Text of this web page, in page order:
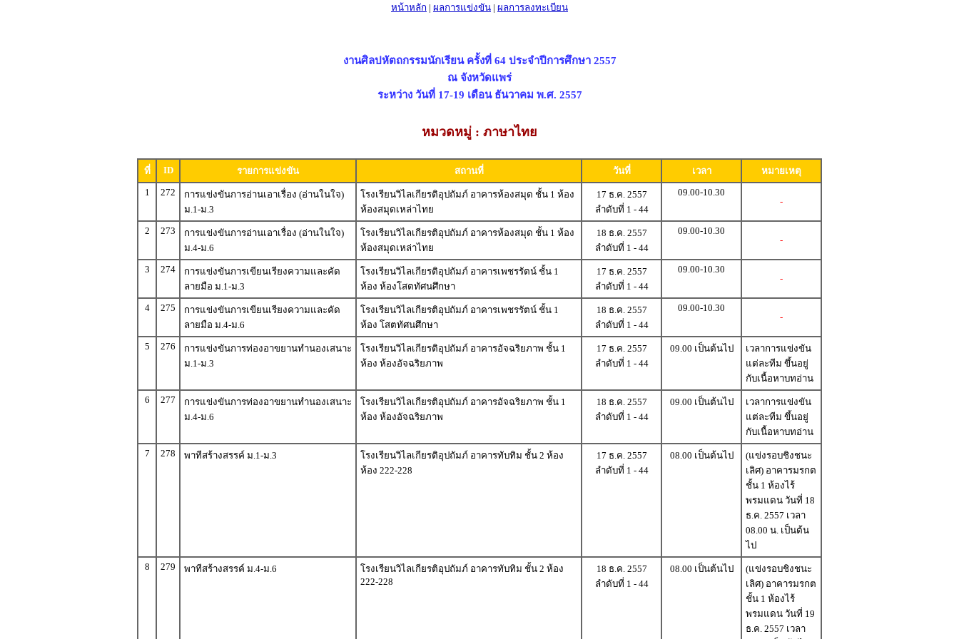
หน้าหลัก | ผลการแข่งขัน | ผลการลงทะเบียน
งานศิลปหัตถกรรมนักเรียน ครั้งที่ 64 ประจำปีการศึกษา 2557
ณ จังหวัดแพร่
ระหว่าง วันที่ 17-19 เดือน ธันวาคม พ.ศ. 2557
หมวดหมู่ : ภาษาไทย
ที่ ID รายการแข่งขัน สถานที่ วันที่ เวลา
หมายเหตุ
1
272
การแข่งขันการอ่านเอาเรื่อง (อ่านในใจ)
ม.1-ม.3
โรงเรียนวิไลเกียรติอุปถัมภ์ อาคารห้องสมุด ชั้น 1 ห้อง
ห้องสมุดเหล่าไทย
17 ธ.ค. 2557
ลำดับที่ 1 - 44
09.00-10.30
-
2 273
การแข่งขันการอ่านเอาเรื่อง (อ่านในใจ)
ม.4-ม.6
โรงเรียนวิไลเกียรติอุปถัมภ์ อาคารห้องสมุด ชั้น 1 ห้อง
ห้องสมุดเหล่าไทย
18 ธ.ค. 2557
ลำดับที่ 1 - 44
09.00-10.30
-
3 274
การแข่งขันการเขียนเรียงความและคัด
ลายมือ ม.1-ม.3
โรงเรียนวิไลเกียรติอุปถัมภ์ อาคารเพชรรัตน์ ชั้น 1
ห้อง ห้องโสตทัศนศึกษา
17 ธ.ค. 2557
ลำดับที่ 1 - 44
09.00-10.30
-
4 275
การแข่งขันการเขียนเรียงความและคัด
ลายมือ ม.4-ม.6
โรงเรียนวิไลเกียรติอุปถัมภ์ อาคารเพชรรัตน์ ชั้น 1
ห้อง โสตทัศนศึกษา
18 ธ.ค. 2557
ลำดับที่ 1 - 44
09.00-10.30
-
5 276
การแข่งขันการท่องอาขยานทำนองเสนาะ
ม.1-ม.3
โรงเรียนวิไลเกียรติอุปถัมภ์ อาคารอัจฉริยภาพ ชั้น 1
ห้อง ห้องอัจฉริยภาพ
17 ธ.ค. 2557
ลำดับที่ 1 - 44
09.00 เป็นต้นไป
เวลาการแข่งขัน
แต่ละทีม ขึ้นอยู่
กับเนื้อหาบทอ่าน
6
277
การแข่งขันการท่องอาขยานทำนองเสนาะ
ม.4-ม.6
โรงเรียนวิไลเกียรติอุปถัมภ์ อาคารอัจฉริยภาพ ชั้น 1
ห้อง ห้องอัจฉริยภาพ
18 ธ.ค. 2557
ลำดับที่ 1 - 44
09.00 เป็นต้นไป
เวลาการแข่งขัน
แต่ละทีม ขึ้นอยู่
กับเนื้อหาบทอ่าน
7
278 พาทีสร้างสรรค์ ม.1-ม.3
โรงเรียนวิไลเกียรติอุปถัมภ์ อาคารทับทิม ชั้น 2 ห้อง
ห้อง 222-228
17 ธ.ค. 2557
ลำดับที่ 1 - 44
08.00 เป็นต้นไป
(แข่งรอบชิงชนะ
เลิศ) อาคารมรกต
ชั้น 1 ห้องไร้
พรมแดน วันที่ 18
ธ.ค. 2557 เวลา
08.00 น. เป็นต้น
ไป
8
279 พาทีสร้างสรรค์ ม.4-ม.6
โรงเรียนวิไลเกียรติอุปถัมภ์ อาคารทับทิม ชั้น 2 ห้อง
222-228
18 ธ.ค. 2557
ลำดับที่ 1 - 44
08.00 เป็นต้นไป
(แข่งรอบชิงชนะ
เลิศ) อาคารมรกต
ชั้น 1 ห้องไร้
พรมแดน วันที่ 19
ธ.ค. 2557 เวลา